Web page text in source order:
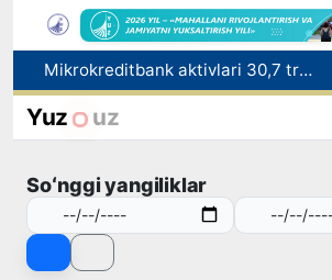
Malayziya Markaziy Osiyoda tibbiy turizm yoʻnalishi sifatidagi mavqeini mustahkamlamoqda
Polshadagi elchixona ko‘magida ona va bola Vatanga qaytarildi
Mikrokreditbank aktivlari 30,7 trln soʻmga yetdi, Fitch reytingni BB darajasiga oshirdi
Yuz uz
Soʻnggi yangiliklar